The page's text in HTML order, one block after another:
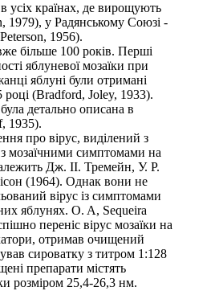
усіх країнах, де вирощують
1979), у Радянському Союзі -
1956).
більше 100 років. Перші
яблуневої мозаїки при
яблуні були отримані
році (Bradford, Joley, 1933).
детально описана в
1935).
про вірус, виділений з
мозаїчними симптомами на
Дж. II. Тремейн, У. Р.
(1964). Однак вони не
вірус із симптомами
яблунях. O. A, Sequeira
переніс вірус мозаїки на
отримав очищений
сироватку з титром 1:128
препарати містять
розміром 25,4-26,3 нм.